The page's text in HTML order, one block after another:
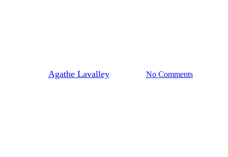
Agathe Lavalley08/06/2026 No Comments